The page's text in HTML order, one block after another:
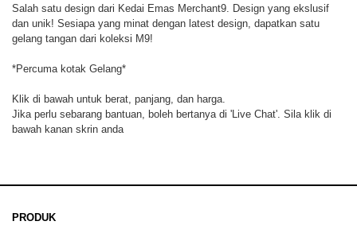
Salah satu design dari Kedai Emas Merchant9. Design yang ekslusif
dan unik! Sesiapa yang minat dengan latest design, dapatkan satu
gelang tangan dari koleksi M9!
*Percuma kotak Gelang*
Klik di bawah untuk berat, panjang, dan harga.
Jika perlu sebarang bantuan, boleh bertanya di 'Live Chat'. Sila klik di
bawah kanan skrin anda
PRODUK